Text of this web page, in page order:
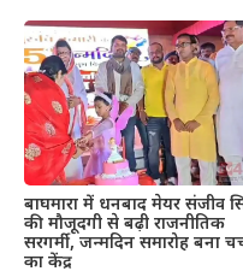
बाघमारा में धनबाद मेयर संजीव
की मौजूदगी से बढ़ी राजनीतिक
सरगर्मी, जन्मदिन समारोह बना
का केंद्र